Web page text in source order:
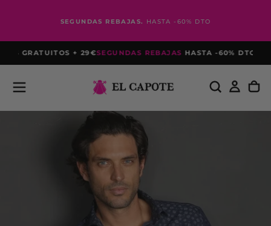
SEGUNDAS REBAJAS. HASTA -60% DTO
GRATUITOS + 29€SEGUNDAS REBAJASHASTA -60% DTO